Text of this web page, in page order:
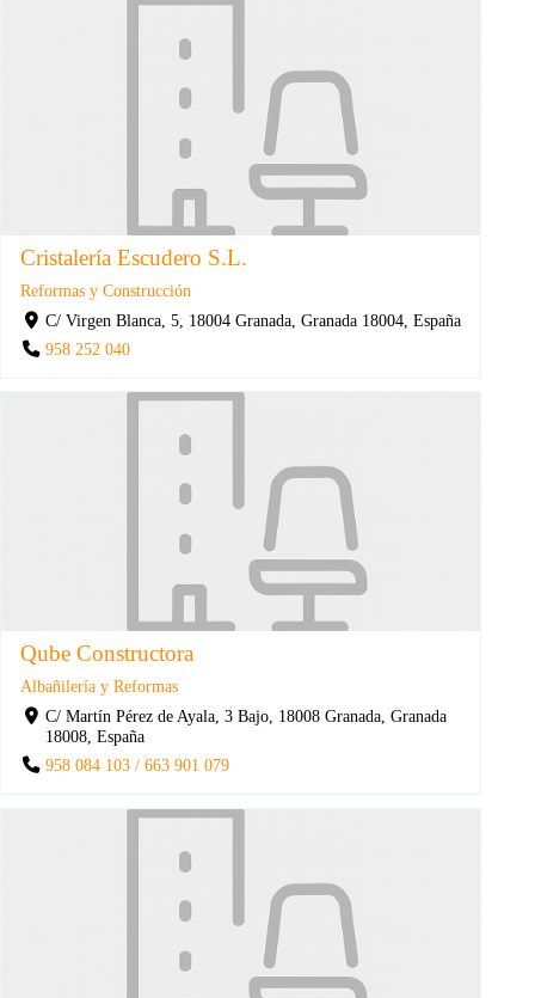
Cristalería Escudero S.L.
Reformas y Construcción
C/ Virgen Blanca, 5, 18004 Granada, Granada 18004, España
958 252 040
Qube Constructora
Albañilería y Reformas
C/ Martín Pérez de Ayala, 3 Bajo, 18008 Granada, Granada
18008, España
958 084 103 / 663 901 079